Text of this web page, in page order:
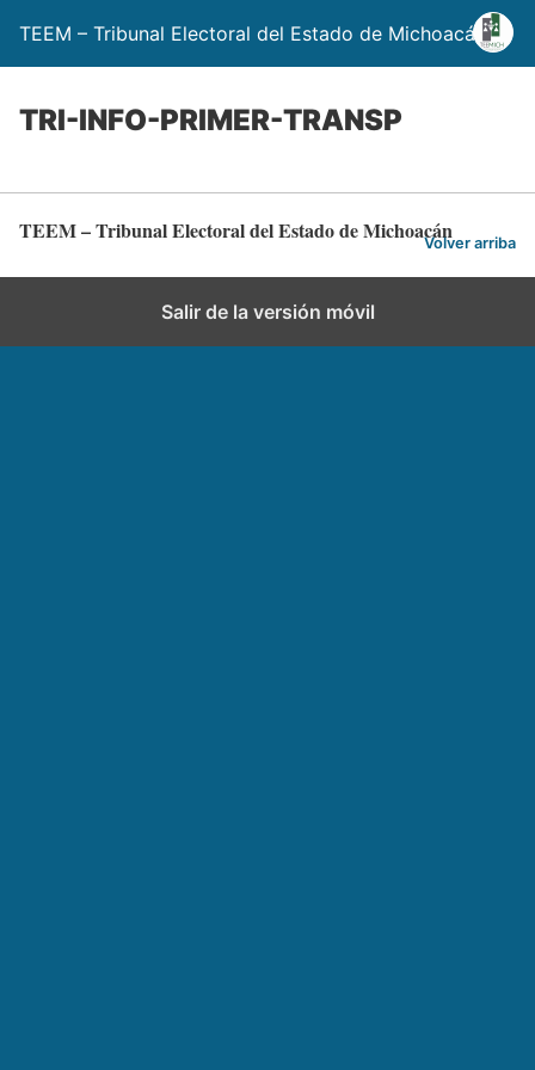
TEEM – Tribunal Electoral del Estado de Michoacán
TRI-INFO-PRIMER-TRANSP
TEEM – Tribunal Electoral del Estado de MichoacánVolver arriba
Salir de la versión móvil